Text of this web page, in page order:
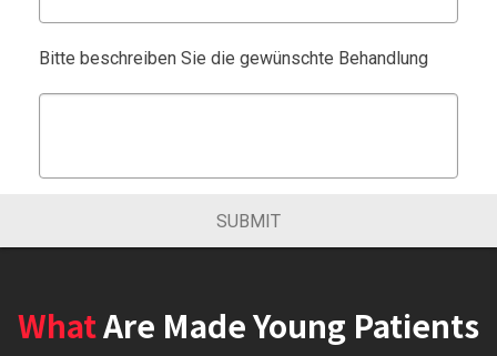
Bitte beschreiben Sie die gewünschte Behandlung
SUBMIT
WhatAre Made Young Patients